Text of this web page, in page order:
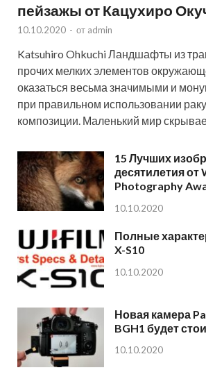
пейзажы от Кацухиро
10.10.2020 - от admin
Katsuhiro Ohkuchi Ландшафты из
прочих мелких элементов
оказаться весьма значимыми и
при правильном использовании
композиции. Маленький мир
15 Лучших
десятилетия от
Photography
10.10.2020
Полные
X-S10
10.10.2020
Новая камера
BGH1 будет
10.10.2020